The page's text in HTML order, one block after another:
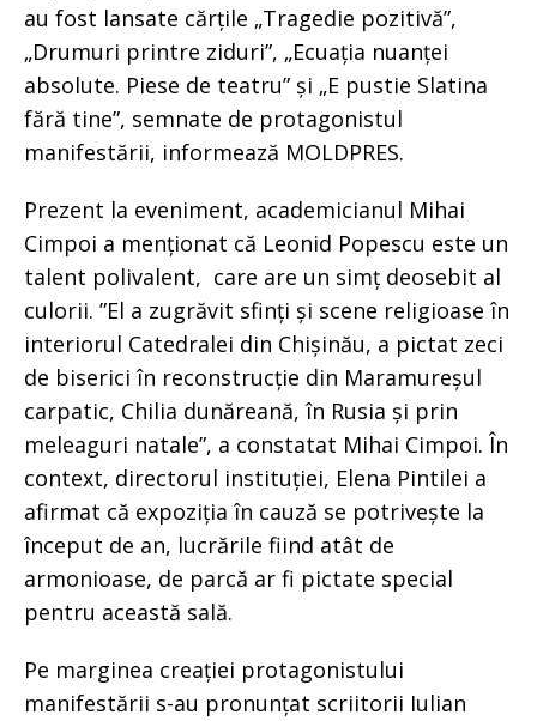
au fost lansate cărțile „Tragedie pozitivă”,
„Drumuri printre ziduri”, „Ecuația nuanței
absolute. Piese de teatru” și „E pustie Slatina
fără tine”, semnate de protagonistul
manifestării, informează MOLDPRES.
Prezent la eveniment, academicianul Mihai
Cimpoi a menționat că Leonid Popescu este un
talent polivalent, care are un simț deosebit al
culorii. ”El a zugrăvit sfinți și scene religioase în
interiorul Catedralei din Chișinău, a pictat zeci
de biserici în reconstrucție din Maramureșul
carpatic, Chilia dunăreană, în Rusia și prin
meleaguri natale”, a constatat Mihai Cimpoi. În
context, directorul instituției, Elena Pintilei a
afirmat că expoziția în cauză se potrivește la
început de an, lucrările fiind atât de
armonioase, de parcă ar fi pictate special
pentru această sală.
Pe marginea creației protagonistului
manifestării s-au pronunțat scriitorii Iulian